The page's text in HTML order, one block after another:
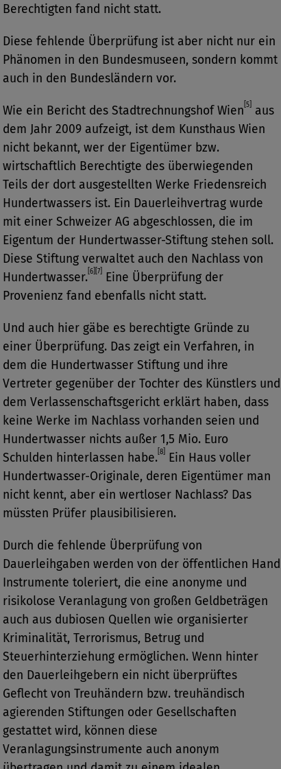
Berechtigten fand nicht statt.
Diese fehlende Überprüfung ist aber nicht nur ein
Phänomen in den Bundesmuseen, sondern kommt
auch in den Bundesländern vor.
Wie ein Bericht des Stadtrechnungshof Wien [5]
aus
dem Jahr 2009 aufzeigt, ist dem Kunsthaus Wien
nicht bekannt, wer der Eigentümer bzw.
wirtschaftlich Berechtigte des überwiegenden
Teils der dort ausgestellten Werke Friedensreich
Hundertwassers ist. Ein Dauerleihvertrag wurde
mit einer Schweizer AG abgeschlossen, die im
Eigentum der Hundertwasser-Stiftung stehen soll.
Diese Stiftung verwaltet auch den Nachlass von
Hundertwasser. [6] [7]
Eine Überprüfung der
Provenienz fand ebenfalls nicht statt.
Und auch hier gäbe es berechtigte Gründe zu
einer Überprüfung. Das zeigt ein Verfahren, in
dem die Hundertwasser Stiftung und ihre
Vertreter gegenüber der Tochter des Künstlers und
dem Verlassenschaftsgericht erklärt haben, dass
keine Werke im Nachlass vorhanden seien und
Hundertwasser nichts außer 1,5 Mio. Euro
Schulden hinterlassen habe. [8]
Ein Haus voller
Hundertwasser-Originale, deren Eigentümer man
nicht kennt, aber ein wertloser Nachlass? Das
müssten Prüfer plausibilisieren.
Durch die fehlende Überprüfung von
Dauerleihgaben werden von der öffentlichen Hand
Instrumente toleriert, die eine anonyme und
risikolose Veranlagung von großen Geldbeträgen
auch aus dubiosen Quellen wie organisierter
Kriminalität, Terrorismus, Betrug und
Steuerhinterziehung ermöglichen. Wenn hinter
den Dauerleihgebern ein nicht überprüftes
Geflecht von Treuhändern bzw. treuhändisch
agierenden Stiftungen oder Gesellschaften
gestattet wird, können diese
Veranlagungsinstrumente auch anonym